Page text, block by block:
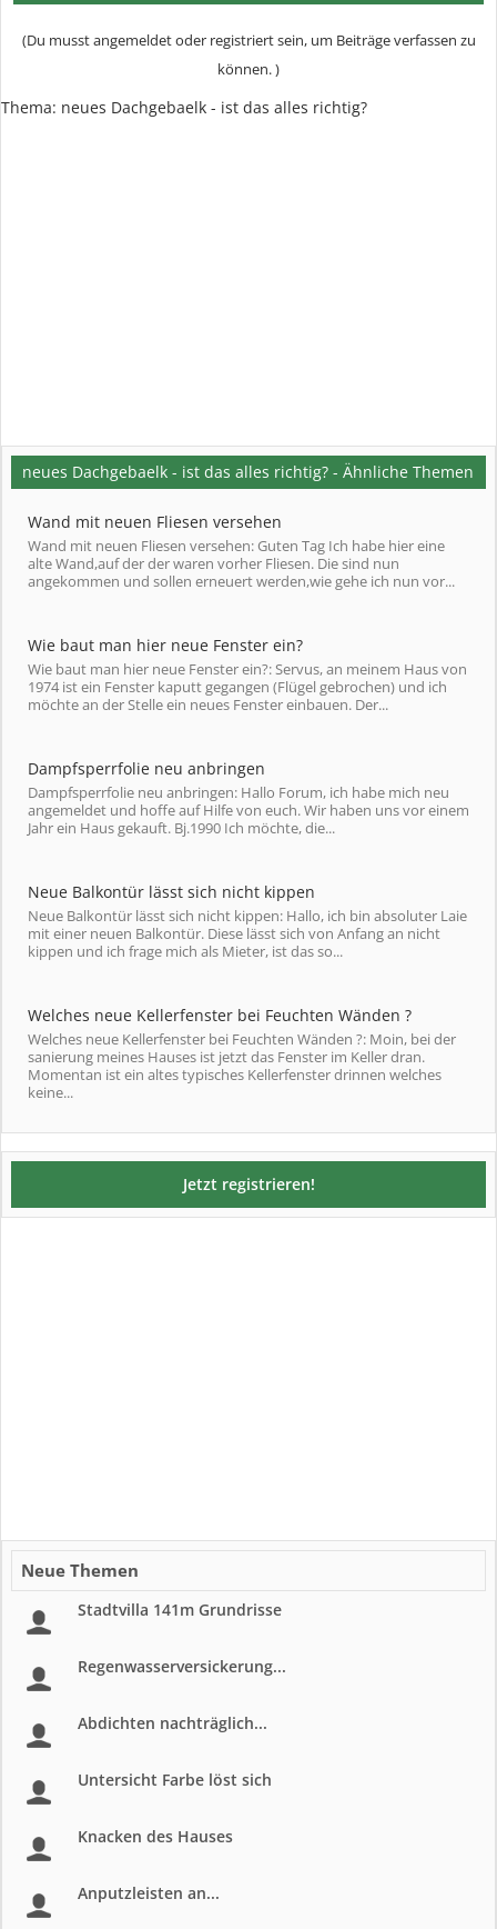
(Du musst angemeldet oder registriert sein, um Beiträge verfassen zu
können. )
Thema: neues Dachgebaelk - ist das alles richtig?
neues Dachgebaelk - ist das alles richtig? - Ähnliche Themen
Wand mit neuen Fliesen versehen
Wand mit neuen Fliesen versehen: Guten Tag Ich habe hier eine
alte Wand,auf der der waren vorher Fliesen. Die sind nun
angekommen und sollen erneuert werden,wie gehe ich nun vor...
Wie baut man hier neue Fenster ein?
Wie baut man hier neue Fenster ein?: Servus, an meinem Haus von
1974 ist ein Fenster kaputt gegangen (Flügel gebrochen) und ich
möchte an der Stelle ein neues Fenster einbauen. Der...
Dampfsperrfolie neu anbringen
Dampfsperrfolie neu anbringen: Hallo Forum, ich habe mich neu
angemeldet und hoffe auf Hilfe von euch. Wir haben uns vor einem
Jahr ein Haus gekauft. Bj.1990 Ich möchte, die...
Neue Balkontür lässt sich nicht kippen
Neue Balkontür lässt sich nicht kippen: Hallo, ich bin absoluter Laie
mit einer neuen Balkontür. Diese lässt sich von Anfang an nicht
kippen und ich frage mich als Mieter, ist das so...
Welches neue Kellerfenster bei Feuchten Wänden ?
Welches neue Kellerfenster bei Feuchten Wänden ?: Moin, bei der
sanierung meines Hauses ist jetzt das Fenster im Keller dran.
Momentan ist ein altes typisches Kellerfenster drinnen welches
keine...
Jetzt registrieren!
Neue Themen
Stadtvilla 141m Grundrisse
Regenwasserversickerung...
Abdichten nachträglich...
Untersicht Farbe löst sich
Knacken des Hauses
Anputzleisten an...